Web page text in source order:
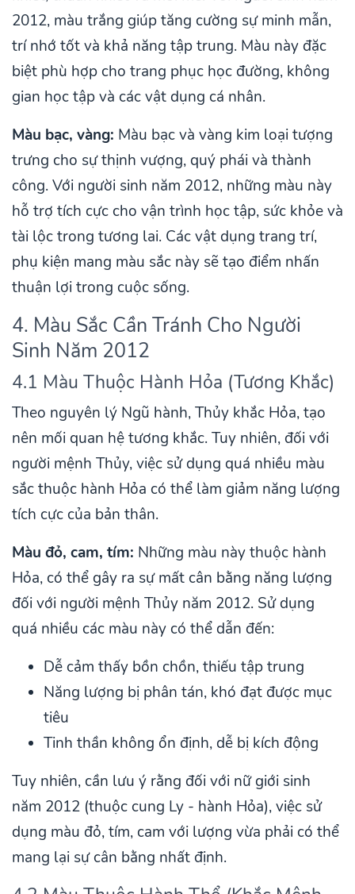
2012, màu trắng giúp tăng cường sự minh mẫn,
trí nhớ tốt và khả năng tập trung. Màu này đặc
biệt phù hợp cho trang phục học đường, không
gian học tập và các vật dụng cá nhân.
Màu bạc, vàng: Màu bạc và vàng kim loại tượng
trưng cho sự thịnh vượng, quý phái và thành
công. Với người sinh năm 2012, những màu này
hỗ trợ tích cực cho vận trình học tập, sức khỏe và
tài lộc trong tương lai. Các vật dụng trang trí,
phụ kiện mang màu sắc này sẽ tạo điểm nhấn
thuận lợi trong cuộc sống.
4. Màu Sắc Cần Tránh Cho Người
Sinh Năm 2012
4.1 Màu Thuộc Hành Hỏa (Tương Khắc)
Theo nguyên lý Ngũ hành, Thủy khắc Hỏa, tạo
nên mối quan hệ tương khắc. Tuy nhiên, đối với
người mệnh Thủy, việc sử dụng quá nhiều màu
sắc thuộc hành Hỏa có thể làm giảm năng lượng
tích cực của bản thân.
Màu đỏ, cam, tím: Những màu này thuộc hành
Hỏa, có thể gây ra sự mất cân bằng năng lượng
đối với người mệnh Thủy năm 2012. Sử dụng
quá nhiều các màu này có thể dẫn đến:
Dễ cảm thấy bồn chồn, thiếu tập trung
Năng lượng bị phân tán, khó đạt được mục
tiêu
Tinh thần không ổn định, dễ bị kích động
Tuy nhiên, cần lưu ý rằng đối với nữ giới sinh
năm 2012 (thuộc cung Ly - hành Hỏa), việc sử
dụng màu đỏ, tím, cam với lượng vừa phải có thể
mang lại sự cân bằng nhất định.